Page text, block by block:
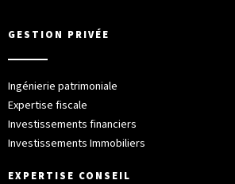
GESTION PRIVÉE
Ingénierie patrimoniale
Expertise fiscale
Investissements financiers
Investissements Immobiliers
EXPERTISE CONSEIL